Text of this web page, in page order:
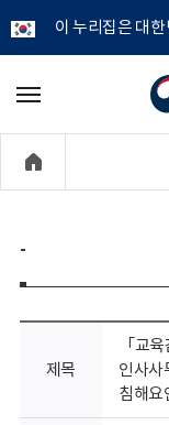
이 누리집은 대
메
기
-
제목
「교
인사사
침해요